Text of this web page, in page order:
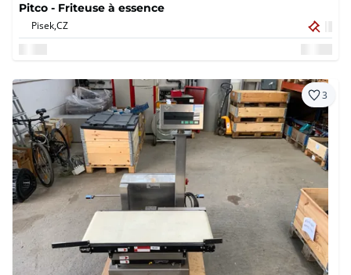
Pitco - Friteuse à essence
Pisek,CZ
3